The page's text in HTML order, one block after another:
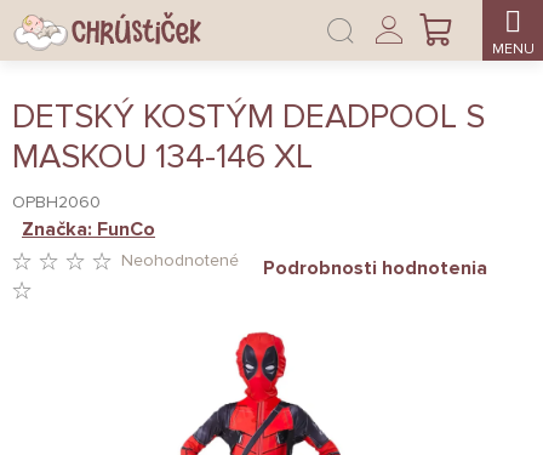
Prejsť
na
obsah
NÁKUPNÝ
Prihlásenie
DETSKÝ KOSTÝM DEADPOOL S
MASKOU 134-146 XL
OPBH2060
Neohodnotené Podrobnosti hodnotenia
Značka: FunCo